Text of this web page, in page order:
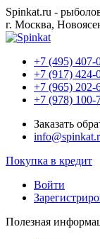
Spinkat.ru -
г. Москва,
+7 (495) 407-
+7 (917) 424-
+7 (965) 202-
+7 (978) 100-
Заказать
Покупка в кредит
Войти
Полезная